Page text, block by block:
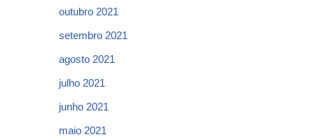
outubro 2021
setembro 2021
agosto 2021
julho 2021
junho 2021
maio 2021